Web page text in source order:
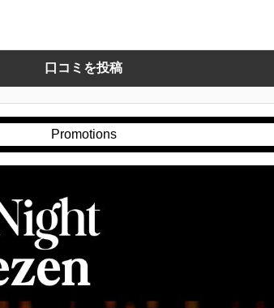
口コミを投稿
Promotions